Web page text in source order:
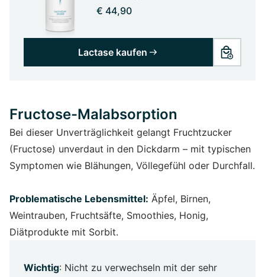
€ 44,90
Lactase kaufen
Fructose-Malabsorption
Bei dieser Unverträglichkeit gelangt Fruchtzucker
(Fructose) unverdaut in den Dickdarm – mit typischen
Symptomen wie Blähungen, Völlegefühl oder Durchfall.
Problematische Lebensmittel: Äpfel, Birnen,
Weintrauben, Fruchtsäfte, Smoothies, Honig,
Diätprodukte mit Sorbit.
Wichtig: Nicht zu verwechseln mit der sehr